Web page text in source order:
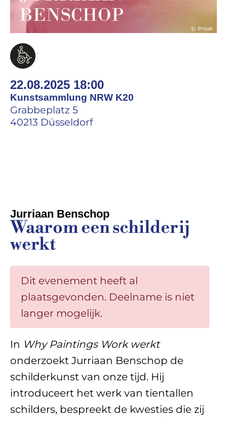
22.08.2025 18:00
Kunstsammlung NRW K20
Grabbeplatz 5
40213 Düsseldorf
Jurriaan Benschop
Waarom een schilderij
werkt
Dit evenement heeft al
plaatsgevonden. Deelname is niet
langer mogelijk.
In Why Paintings Work werkt
onderzoekt Jurriaan Benschop de
schilderkunst van onze tijd. Hij
introduceert het werk van tientallen
schilders, bespreekt de kwesties die zij